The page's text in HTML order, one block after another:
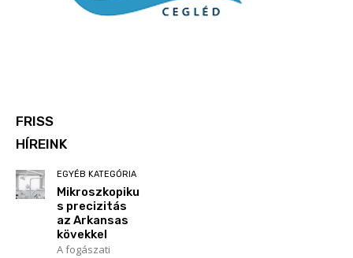
FRISS
HÍREINK
EGYÉB KATEGÓRIA
Mikroszkopiku
s precizitás
az Arkansas
kövekkel
A fogászati